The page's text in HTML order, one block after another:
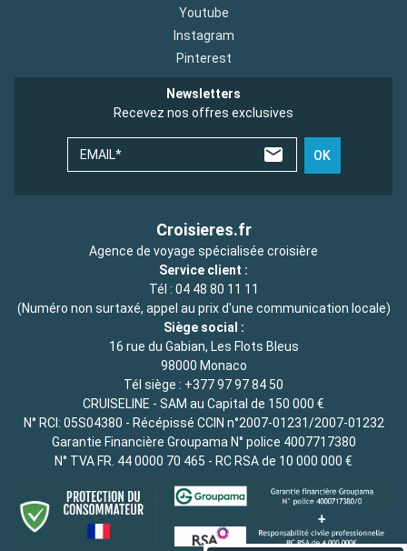
Youtube
Instagram
Pinterest
Newsletters
Recevez nos offres exclusives
EMAIL* OK
Croisieres.fr
Agence de voyage spécialisée croisière
Service client :
Tél : 04 48 80 11 11
(Numéro non surtaxé, appel au prix d'une communication locale)
Siège social :
16 rue du Gabian, Les Flots Bleus
98000 Monaco
Tél siège : +377 97 97 84 50
CRUISELINE - SAM au Capital de 150 000 €
N° RCI: 05S04380 - Récépissé CCIN n°2007-01231/2007-01232
Garantie Financière Groupama N° police 4007717380
N° TVA FR. 44 0000 70 465 - RC RSA de 10 000 000 €